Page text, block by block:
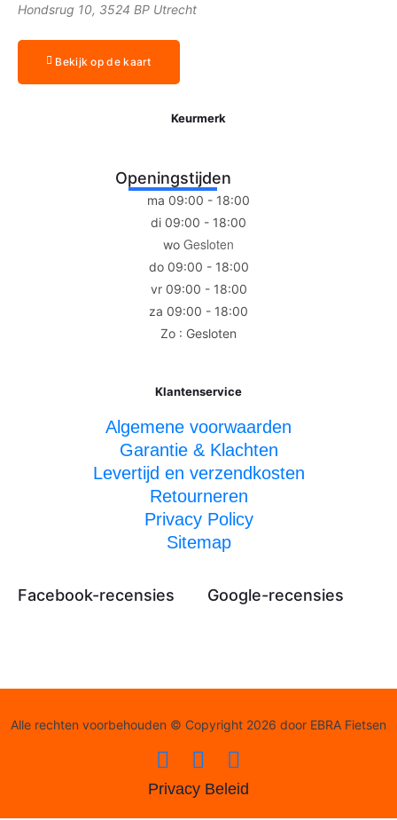
Hondsrug 10, 3524 BP Utrecht
Bekijk op de kaart
Keurmerk
Openingstijden
ma 09:00 - 18:00
di 09:00 - 18:00
wo Gesloten
do 09:00 - 18:00
vr 09:00 - 18:00
za 09:00 - 18:00
Zo : Gesloten
Klantenservice
Algemene voorwaarden
Garantie & Klachten
Levertijd en verzendkosten
Retourneren
Privacy Policy
Sitemap
Facebook-recensies Google-recensies
Alle rechten voorbehouden © Copyright 2026 door EBRA Fietsen
Privacy Beleid